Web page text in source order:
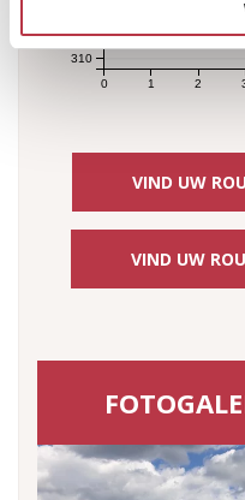
0 1 2
310
VIND UW
VIND UW